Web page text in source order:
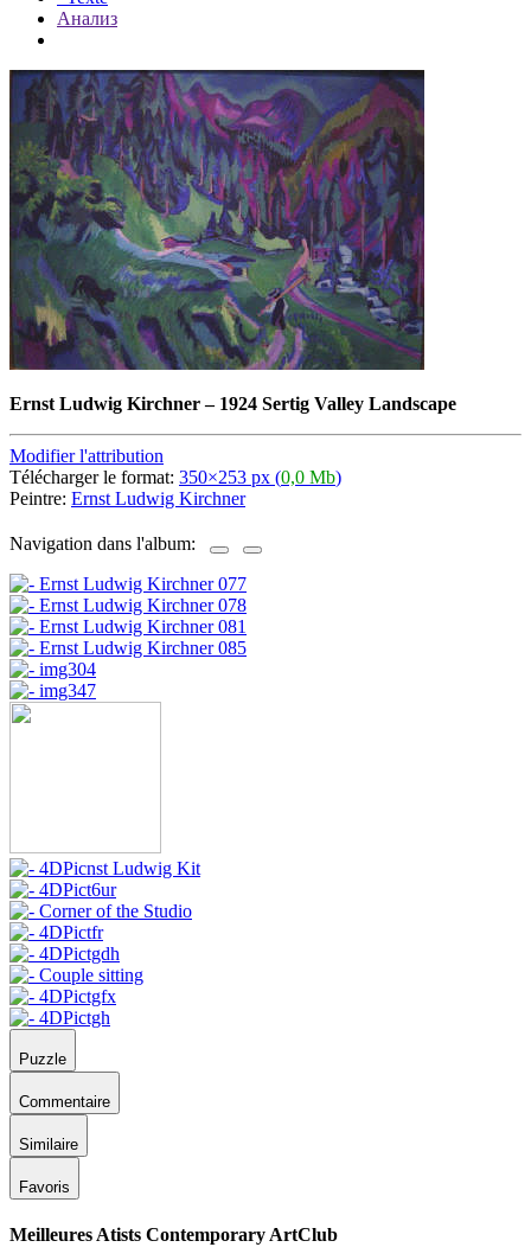
Анализ
Ernst Ludwig Kirchner– 1924 Sertig Valley Landscape
Modifier l'attribution
Télécharger le format: 350×253 px (0,0 Mb)
Peintre: Ernst Ludwig Kirchner
Navigation dans l'album:
Puzzle
Commentaire
Similaire
Favoris
Meilleures Atists Contemporary ArtClub